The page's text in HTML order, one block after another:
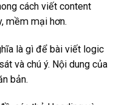
cách viết content
mềm mại hơn.
là gì để bài viết logic
và chú ý. Nội dung của
bản.